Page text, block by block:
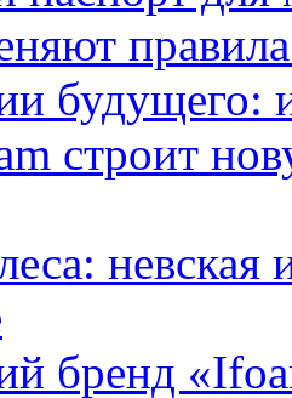
будущего:
строит
невская
бренд